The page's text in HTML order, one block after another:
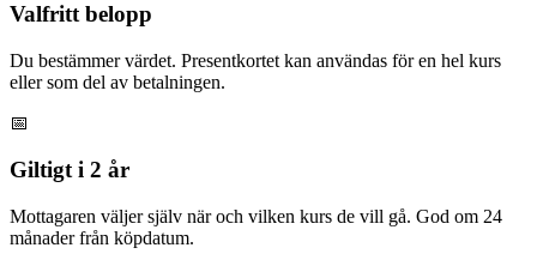
Valfritt belopp
Du bestämmer värdet. Presentkortet kan användas för en hel kurs
eller som del av betalningen.
📅
Giltigt i 2 år
Mottagaren väljer själv när och vilken kurs de vill gå. God om 24
månader från köpdatum.